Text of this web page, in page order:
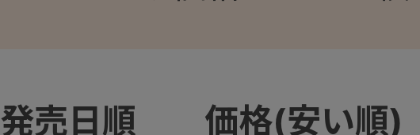
発売日順 価格(安い順)